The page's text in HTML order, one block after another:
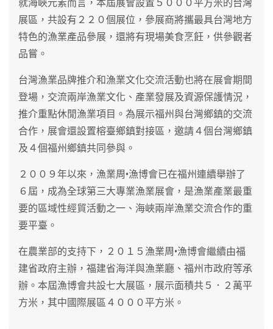
就海峽元素而言，本屆展會設置５０００平方米的台灣
展區，共設有２２０個展位，參展商將攜最具台灣地方
特色的漁業產品參展，還將有現場美食烹飪，供參觀者
品嘗。
台灣漁業品牌推介和漁業文化交流活動也將在展會期間
登場，交流兩岸漁業文化、產業發展及資源保護情況，
推介重點休閒漁業項目。為展示福州與台灣鄉鎮的交流
合作，展會還設置榕臺鄉鎮對接區，邀請４個台灣鄉鎮
及４個福州鄉鎮共同參與。
２００９年以來，漁業周•漁博會已在福州連續舉辦了
６屆，成為全球第三大專業漁業展會，是漁業產業最重
要的區域性經貿活動之一、海峽兩岸漁業交流合作的重
要平臺。
在農業部的支持下，２０１５漁業周•漁博會繼續由福
建省政府主辦，福建省海洋與漁業廳、福州市政府等承
辦。本屆漁博會共設七大展區，展示面積共５．２萬平
方米，其中國際展區４０００平方米。